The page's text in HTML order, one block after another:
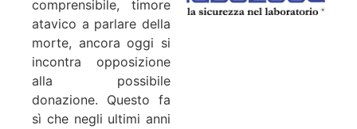
comprensibile, timore
atavico a parlare della
morte, ancora oggi si
incontra opposizione
alla possibile
donazione. Questo fa
sì che negli ultimi anni